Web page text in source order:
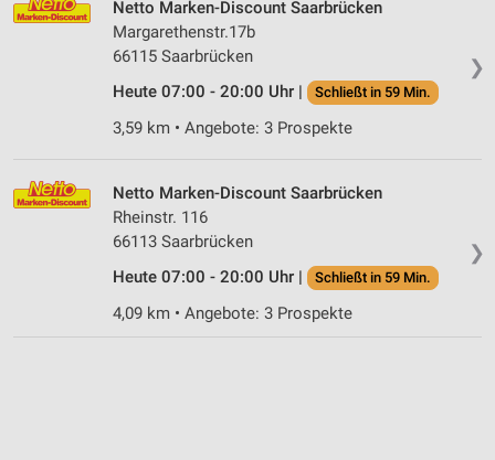
❯
Netto Marken-Discount Saarbrücken
Margarethenstr.17b
66115 Saarbrücken
Heute 07:00 - 20:00 Uhr |
Schließt in 59 Min.
3,59 km • Angebote: 3 Prospekte
❯
Netto Marken-Discount Saarbrücken
Rheinstr. 116
66113 Saarbrücken
Heute 07:00 - 20:00 Uhr |
Schließt in 59 Min.
4,09 km • Angebote: 3 Prospekte